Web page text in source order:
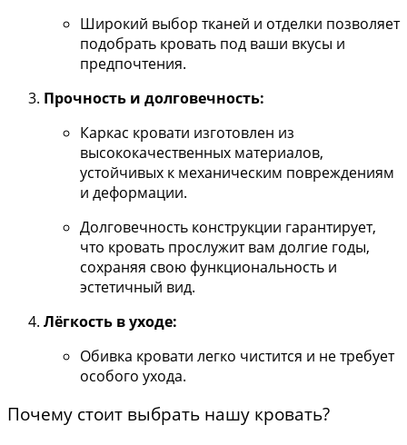
Широкий выбор тканей и отделки позволяет
подобрать кровать под ваши вкусы и
предпочтения.
Прочность и долговечность:
Каркас кровати изготовлен из
высококачественных материалов,
устойчивых к механическим повреждениям
и деформации.
Долговечность конструкции гарантирует,
что кровать прослужит вам долгие годы,
сохраняя свою функциональность и
эстетичный вид.
Лёгкость в уходе:
Обивка кровати легко чистится и не требует
особого ухода.
Почему стоит выбрать нашу кровать?